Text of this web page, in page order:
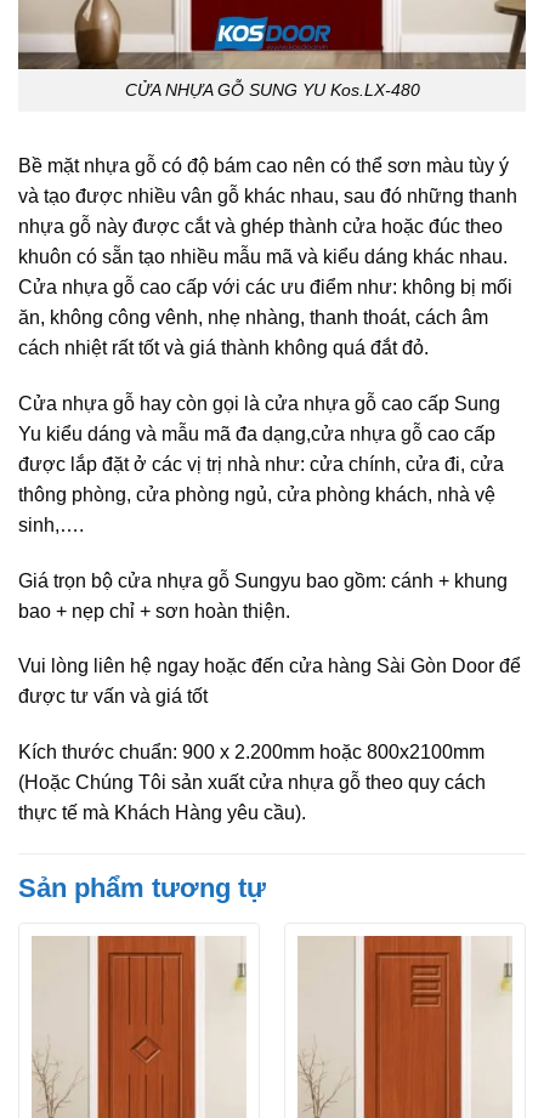
CỬA NHỰA GỖ SUNG YU Kos.LX-480
Bề mặt nhựa gỗ có độ bám cao nên có thể sơn màu tùy ý
và tạo được nhiều vân gỗ khác nhau, sau đó những thanh
nhựa gỗ này được cắt và ghép thành cửa hoặc đúc theo
khuôn có sẵn tạo nhiều mẫu mã và kiểu dáng khác nhau.
Cửa nhựa gỗ cao cấp với các ưu điểm như: không bị mối
ăn, không công vênh, nhẹ nhàng, thanh thoát, cách âm
cách nhiệt rất tốt và giá thành không quá đắt đỏ.
Cửa nhựa gỗ hay còn gọi là cửa nhựa gỗ cao cấp Sung
Yu kiểu dáng và mẫu mã đa dạng,cửa nhựa gỗ cao cấp
được lắp đặt ở các vị trị nhà như: cửa chính, cửa đi, cửa
thông phòng, cửa phòng ngủ, cửa phòng khách, nhà vệ
sinh,….
Giá trọn bộ cửa nhựa gỗ Sungyu bao gồm: cánh + khung
bao + nẹp chỉ + sơn hoàn thiện.
Vui lòng liên hệ ngay hoặc đến cửa hàng Sài Gòn Door để
được tư vấn và giá tốt
Kích thước chuẩn: 900 x 2.200mm hoặc 800x2100mm
(Hoặc Chúng Tôi sản xuất cửa nhựa gỗ theo quy cách
thực tế mà Khách Hàng yêu cầu).
Sản phẩm tương tự